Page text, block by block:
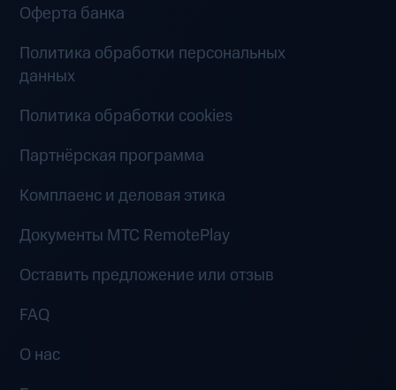
Оферта банка
Политика обработки персональных
данных
Политика обработки cookies
Партнёрская программа
Комплаенс и деловая этика
Документы MTC RemotePlay
Оставить предложение или отзыв
FAQ
О нас